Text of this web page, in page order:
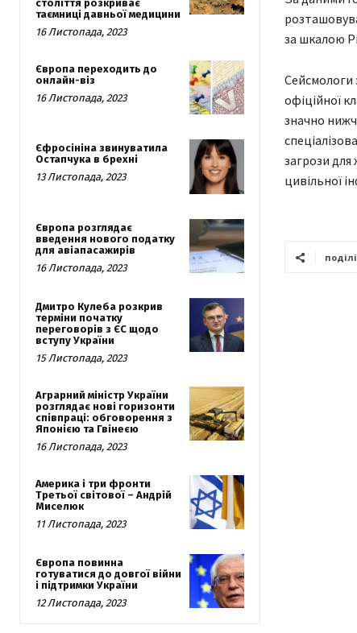
століття розкриває
таємниці давньої медицини
16 Листопада, 2023
Європа переходить до
онлайн-віз
16 Листопада, 2023
Єфросініна звинуватила
Остапчука в брехні
13 Листопада, 2023
Європа розглядає
введення нового податку
для авіапасажирів
16 Листопада, 2023
Дмитро Кулеба розкрив
терміни початку
переговорів з ЄС щодо
вступу України
15 Листопада, 2023
Аграрний міністр України
розглядає нові горизонти
співпраці: обговорення з
Японією та Гвінеєю
16 Листопада, 2023
Америка і три фронти
Третьої світової – Андрій
Миселюк
11 Листопада, 2023
Європа повинна
готуватися до довгої війни
і підтримки України
12 Листопада, 2023
за шкалою
Сейсмологи
офіційної
значно
загрози
цивільної